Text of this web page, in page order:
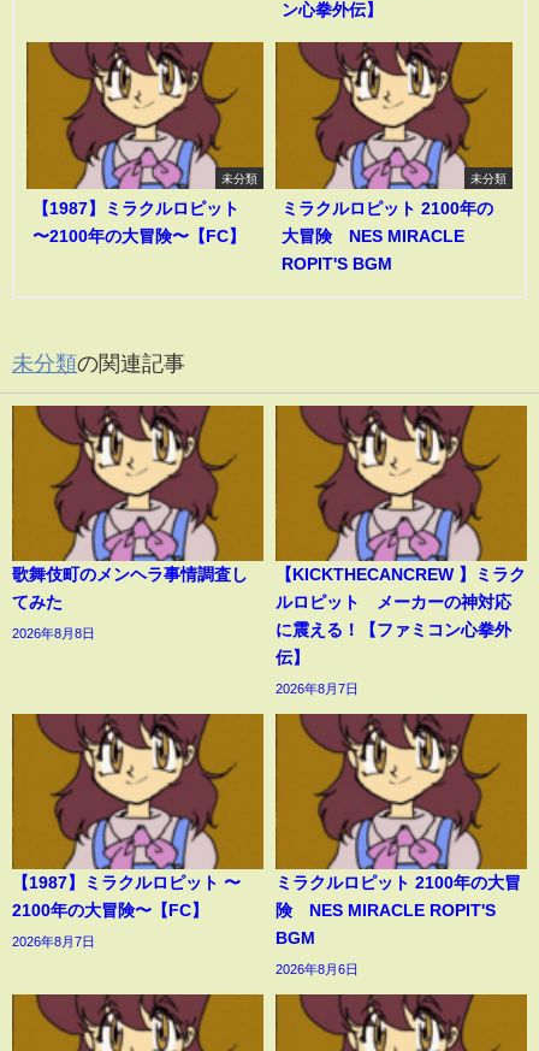
ン心拳外伝】
未分類
【1987】ミラクルロピット
〜2100年の大冒険〜【FC】
未分類
ミラクルロピット 2100年の
大冒険 NES MIRACLE
ROPIT'S BGM
未分類の関連記事
歌舞伎町のメンヘラ事情調査し
てみた
2026年8月8日
【KICKTHECANCREW 】ミラク
ルロピット メーカーの神対応
に震える！【ファミコン心拳外
伝】
2026年8月7日
【1987】ミラクルロピット 〜
2100年の大冒険〜【FC】
2026年8月7日
ミラクルロピット 2100年の大冒
険 NES MIRACLE ROPIT'S
BGM
2026年8月6日